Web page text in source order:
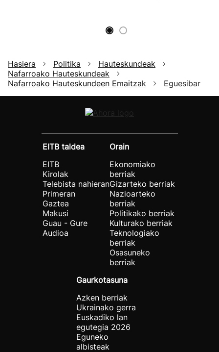
Hasiera Politika
Hauteskundeak
Nafarroako Hauteskundeak
Nafarroako Hauteskundeen Emaitzak
Eguesibar
EITB taldea
EITB
Kirolak
Telebista nahieran
Primeran
Gaztea
Makusi
Guau - Gure
Audioa
Orain
Ekonomiako
berriak
Gizarteko berriak
Nazioarteko
berriak
Politikako berriak
Kulturako berriak
Teknologiako
berriak
Osasuneko
berriak
Gaurkotasuna
Azken berriak
Ukrainako gerra
Euskadiko lan
egutegia 2026
Eguneko
albisteak